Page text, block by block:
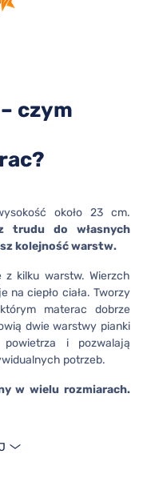
czym
około 23 cm.
trudu do własnych
kolejność warstw.
z kilku warstw. Wierzch
na ciepło ciała. Tworzy
materac dobrze
dwie warstwy pianki
i pozwalają
potrzeb.
w wielu rozmiarach.
120x200, 140x200,
dla alergików.